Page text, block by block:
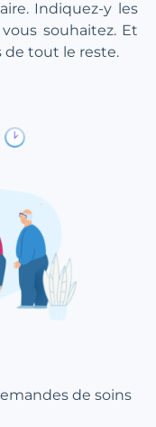
Indiquez-y les
souhaitez. Et
de tout le reste.
de soins